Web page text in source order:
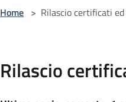
Home > Rilascio certificati
Rilascio